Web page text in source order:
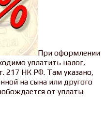
При оформлении
уплатить налог,
217 НК РФ. Там указано,
на сына или другого
от уплаты